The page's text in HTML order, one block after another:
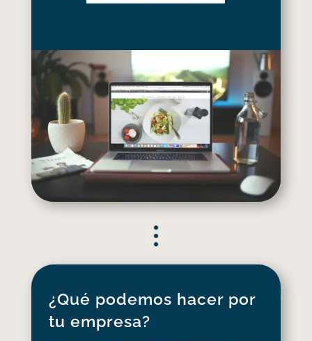
¿Qué podemos hacer por
tu empresa?